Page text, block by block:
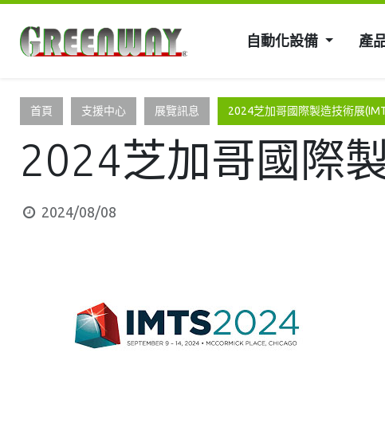
自動化設備 產
首頁 支援中心 展覽訊息 2024芝加哥國際製造技術展
2024芝加哥國際
2024/08/08